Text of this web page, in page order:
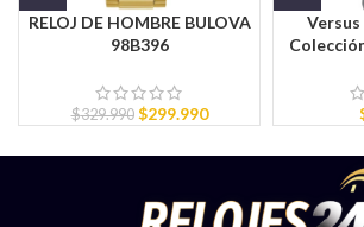
RELOJ DE HOMBRE BULOVA
98B396
$329.990 $299.990